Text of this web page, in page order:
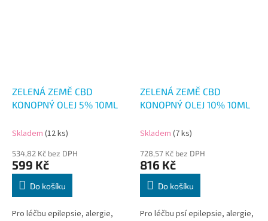
ZELENÁ ZEMĚ CBD
KONOPNÝ OLEJ 5% 10ML
Skladem (12 ks)
534,82 Kč bez DPH
599 Kč
Do košíku
Pro léčbu epilepsie, alergie,
ZELENÁ ZEMĚ CBD
KONOPNÝ OLEJ 10% 10ML
Skladem (7 ks)
728,57 Kč bez DPH
816 Kč
Do košíku
Pro léčbu psí epilepsie, alergie,